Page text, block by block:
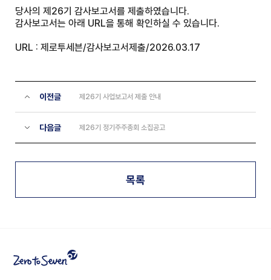
당사의 제26기 감사보고서를 제출하였습니다.
감사보고서는 아래 URL을 통해 확인하실 수 있습니다.
URL : 제로투세븐/감사보고서제출/2026.03.17
이전글 제26기 사업보고서 제출 안내
다음글 제26기 정기주주총회 소집공고
목록